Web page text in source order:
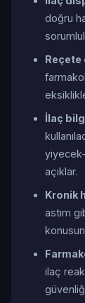
doğru
Reçete
İlaç
açıklar.
Kronik
astım
ilaç